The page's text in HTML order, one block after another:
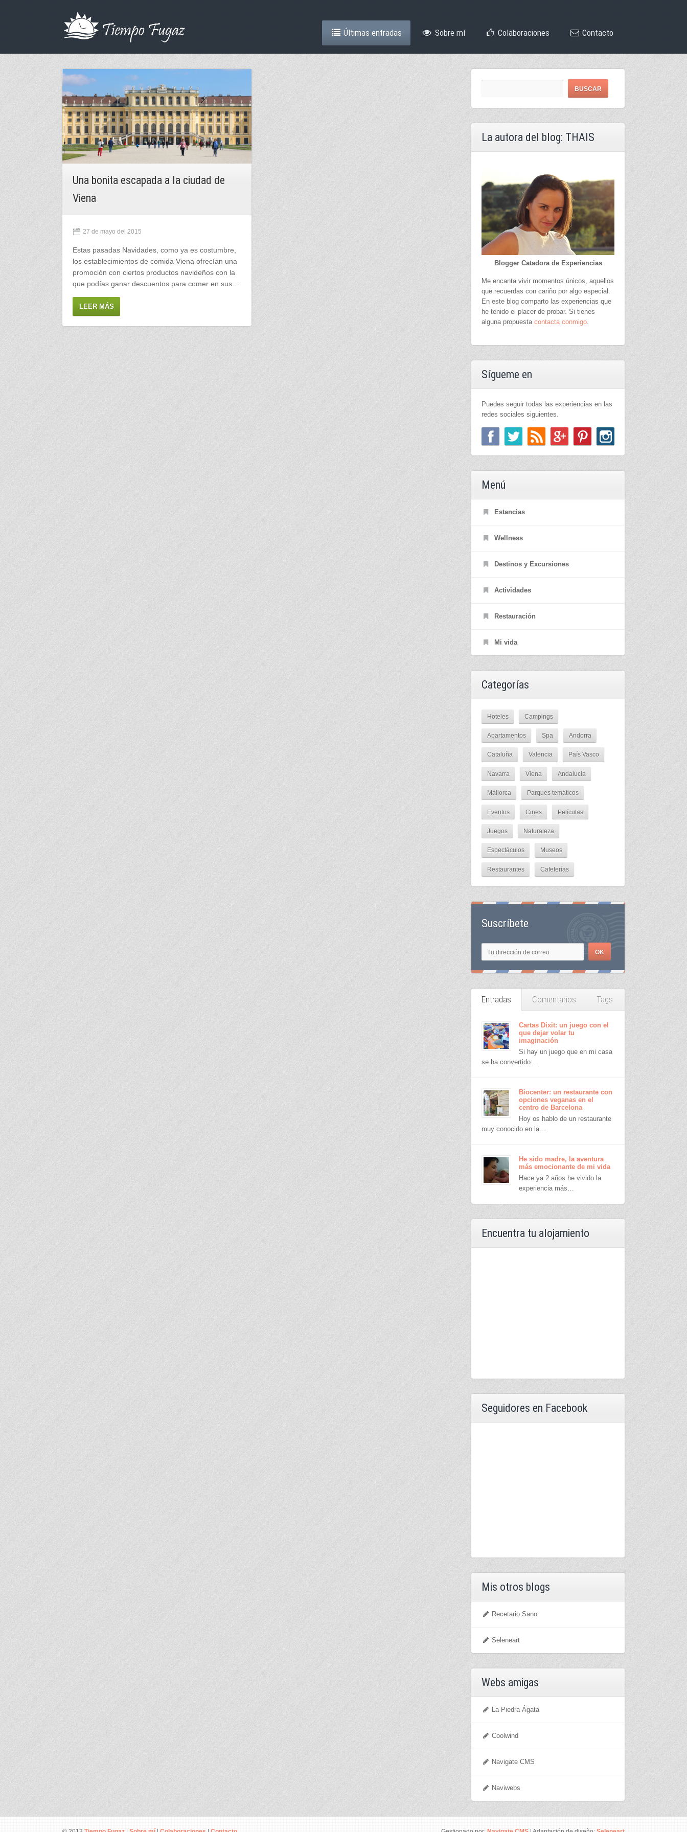
Últimas entradas Sobre mí Colaboraciones Contacto
Una bonita escapada a la ciudad de
Viena
27 de mayo del 2015
Estas pasadas Navidades, como ya es costumbre,
los establecimientos de comida Viena ofrecían una
promoción con ciertos productos navideños con la
que podías ganar descuentos para comer en sus…
LEER MÁS
La autora del blog: THAIS
Blogger Catadora de Experiencias
Me encanta vivir momentos únicos, aquellos
que recuerdas con cariño por algo especial.
En este blog comparto las experiencias que
he tenido el placer de probar. Si tienes
alguna propuesta contacta conmigo
Sígueme en
Puedes seguir todas las experiencias en las
redes sociales siguientes.
Menú
Estancias
Wellness
Destinos y Excursiones
Actividades
Restauración
Mi vida
Categorías
Hoteles Campings
Apartamentos Spa Andorra
Cataluña Valencia País Vasco
Navarra Viena Andalucía
Mallorca Parques temáticos
Eventos Cines Películas
Juegos Naturaleza
Espectáculos Museos
Restaurantes Cafeterías
Suscríbete
Entradas Comentarios Tags
Cartas Dixit: un juego con el
que dejar volar tu
imaginación
Si hay un juego que en mi casa
se ha convertido…
Biocenter: un restaurante con
opciones veganas en el
centro de Barcelona
Hoy os hablo de un restaurante
muy conocido en la…
He sido madre, la aventura
más emocionante de mi vida
Hace ya 2 años he vivido la
experiencia más…
Encuentra tu alojamiento
Seguidores en Facebook
Mis otros blogs
Recetario Sano
Seleneart
Webs amigas
La Piedra Ágata
Coolwind
Navigate CMS
Naviwebs